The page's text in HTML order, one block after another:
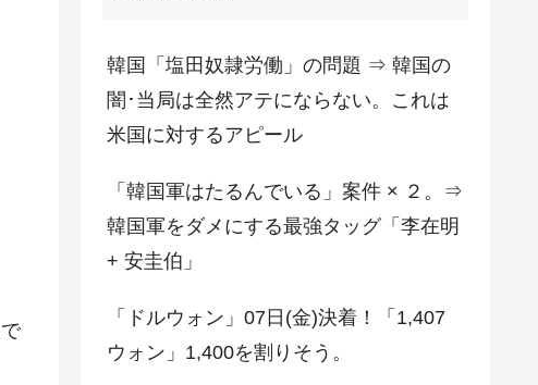
で
韓国「塩田奴隷労働」の問題 ⇒ 韓国の
闇･当局は全然アテにならない。これは
米国に対するアピール
「韓国軍はたるんでいる」案件 × ２。⇒
韓国軍をダメにする最強タッグ「李在明
+ 安圭伯」
「ドルウォン」07日(金)決着！「1,407
ウォン」1,400を割りそう。